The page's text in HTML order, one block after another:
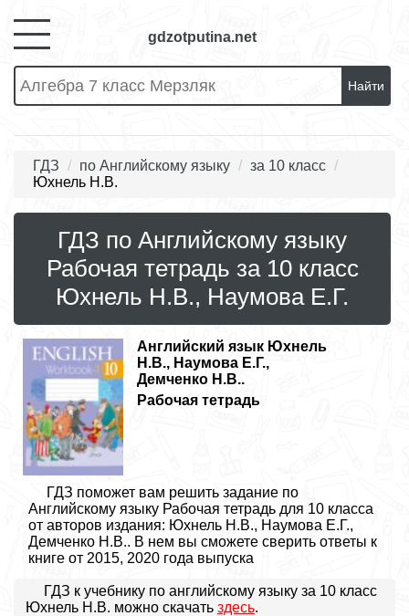
gdzotputina.net
Найти
ГДЗ по Английскому языку
за 10 класс
Юхнель Н.В.
ГДЗ по Английскому языку
Рабочая тетрадь за 10 класс
Юхнель Н.В., Наумова Е.Г.
Английский язык Юхнель
Н.В., Наумова Е.Г.,
Демченко Н.В..
Рабочая тетрадь
ГДЗ поможет вам решить задание по
Английскому языку Рабочая тетрадь для 10 класса
от авторов издания: Юхнель Н.В., Наумова Е.Г.,
Демченко Н.В.. В нем вы сможете сверить ответы к
книге от 2015, 2020 года выпуска
ГДЗ к учебнику по английскому языку за 10 класс
Юхнель Н.В. можно скачать здесь.